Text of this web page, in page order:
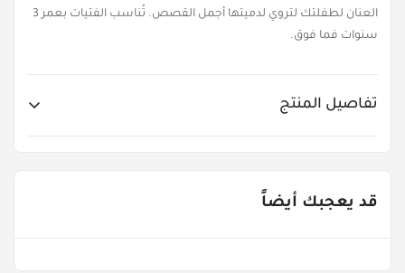
العنان لطفلتك لتروي لدميتها أجمل القصص. تُناسب الفتيات بعمر 3
سنوات فما فوق.
تفاصيل المنتج
قد يعجبك أيضاً